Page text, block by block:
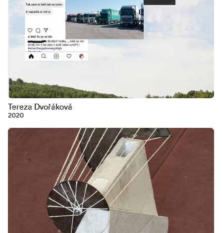
Tereza Dvořáková
2020